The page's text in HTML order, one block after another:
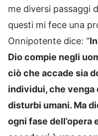
me diversi passaggi
questi mi fece una
Onnipotente dice: “
Dio compie negli
ciò che accade sia
individui, che venga
disturbi umani. Ma
ogni fase dell’opera